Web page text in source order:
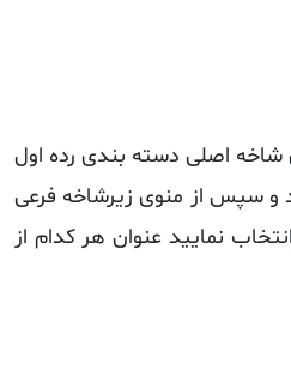
اصلی دسته بندی رده اول
و سپس از منوی زیرشاخه فرعی
نمایید عنوان هر کدام از